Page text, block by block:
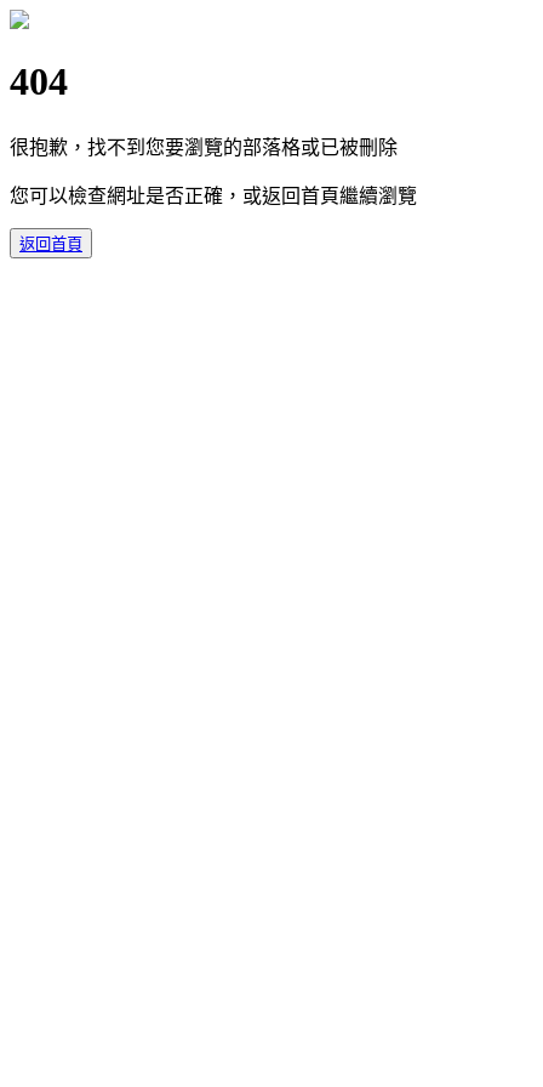
404
很抱歉，找不到您要瀏覽的部落格或已被刪除
您可以檢查網址是否正確，或返回首頁繼續瀏覽
返回首頁